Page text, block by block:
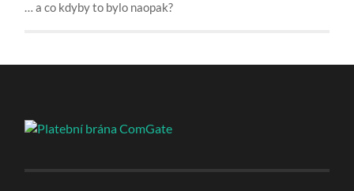
… a co kdyby to bylo naopak?